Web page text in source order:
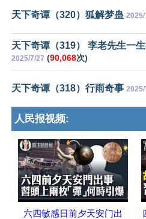
天下奇谭（320）狐解梦蛊 2025/
天下奇谭（319） 李老先生一
2025/7/27 (90,068次)
天下奇谭（318）行雨奇事 2025/
人民报视频:
六四敏感日前夕天安门出